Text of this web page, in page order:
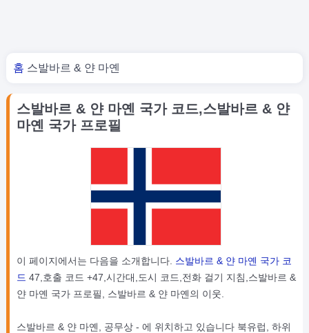
너 여기 있어
홈 스발바르 & 얀 마옌
스발바르 & 얀 마옌 국가 코드,스발바르 & 얀
마옌 국가 프로필
이 페이지에서는 다음을 소개합니다. 스발바르 & 얀 마옌 국가 코
드 47,호출 코드 +47,시간대,도시 코드,전화 걸기 지침,스발바르 &
얀 마옌 국가 프로필, 스발바르 & 얀 마옌의 이웃.
스발바르 & 얀 마옌, 공무상 - 에 위치하고 있습니다 북유럽, 하위